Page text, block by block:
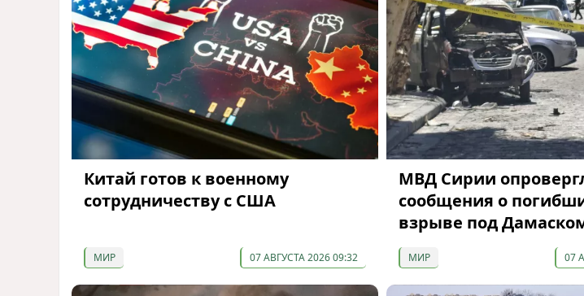
Китай готов к военному
сотрудничеству с США
МИР 07 АВГУСТА 2026 09:32
МВД Сирии
сообщения о
взрыве под
МИР 07